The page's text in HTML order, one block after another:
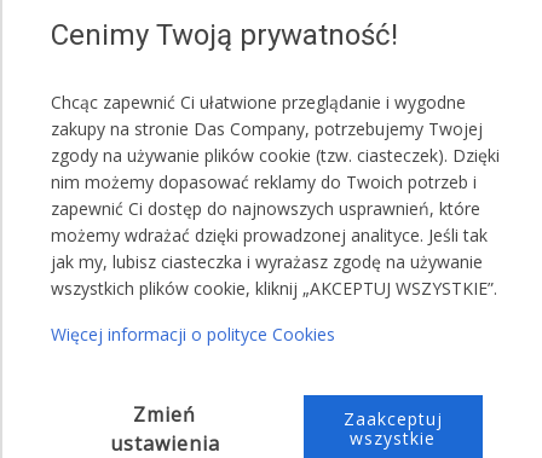
Jeden namiot może posiadać kilka kolorów
Przykładowa treść wiadomości do sprzedającego:
,,Proszę o przesłanie 10 maskownic koloru
zielonego"
,,Proszę o przesłanie 6 maskownic koloru
zielonego, 4 maskownice koloru czerwonego
(narożne maskownice będą czerwone)"
Cenimy Twoją prywatność!
Chcąc zapewnić Ci ułatwione przeglądanie i wygodne
zakupy na stronie Das Company, potrzebujemy Twojej
zgody na używanie plików cookie (tzw. ciasteczek). Dzięki
nim możemy dopasować reklamy do Twoich potrzeb i
zapewnić Ci dostęp do najnowszych usprawnień, które
możemy wdrażać dzięki prowadzonej analityce. Jeśli tak
jak my, lubisz ciasteczka i wyrażasz zgodę na używanie
wszystkich plików cookie, kliknij „AKCEPTUJ WSZYSTKIE”.
Więcej informacji o polityce Cookies
Zmień
ustawienia
Zaakceptuj
wszystkie